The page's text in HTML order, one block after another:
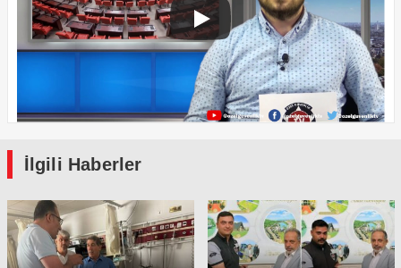
İlgili Haberler